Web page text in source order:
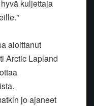
kuljettaja
aloittanut
Arctic Lapland
jo ajaneet